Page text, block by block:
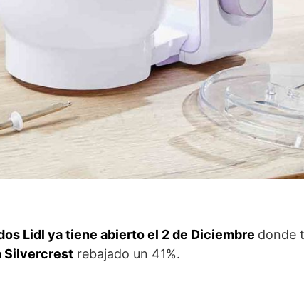
Lidl ya tiene abierto el 2 de Diciembre donde
Silvercrest rebajado un 41%.